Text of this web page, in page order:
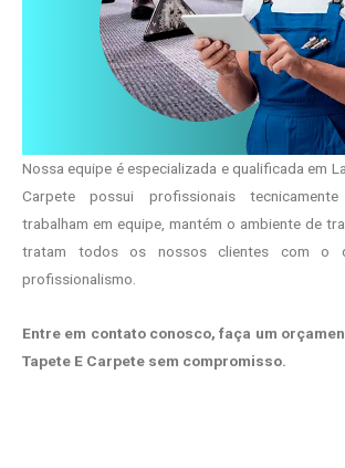
Nossa equipe é especializada e qualificada em
Carpete possui profissionais
trabalham em equipe, mantém o ambiente de
tratam todos os nossos clientes com o
profissionalismo.
Entre em contato conosco, faça um
Tapete E Carpete sem compromisso.